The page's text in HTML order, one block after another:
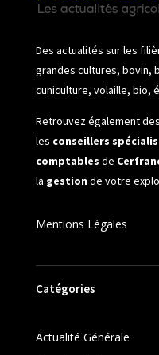
Des actualités sur les
grandes cultures, bovin,
cuniculture, volaille, bio,
Retrouvez également des
les conseillers
comptables de
la gestionde votre
Mentions Légales
Catégories
Actualité Générale